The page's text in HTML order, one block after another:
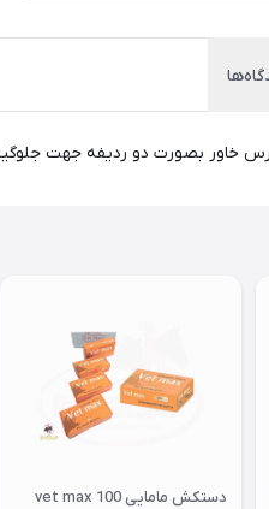
خاور بصورت دو ردیفه جهت
دستکش مامایی vet max 100